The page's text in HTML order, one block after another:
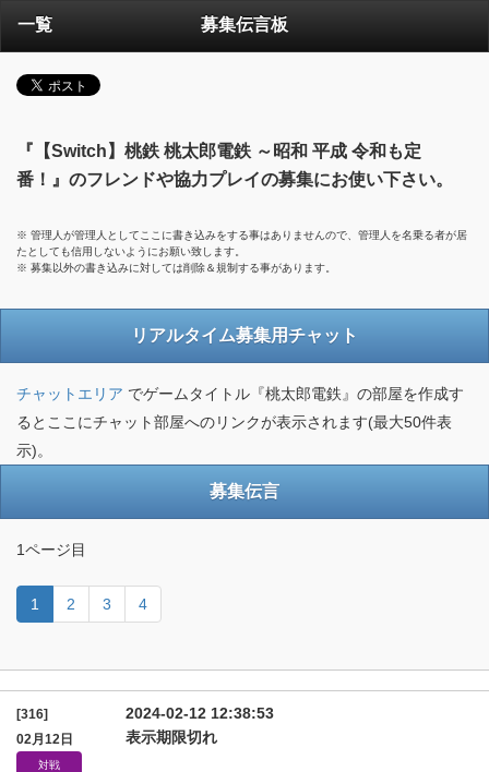
一覧 募集伝言板
『【Switch】桃鉄 桃太郎電鉄 ～昭和 平成 令和も定
番！』のフレンドや協力プレイの募集にお使い下さい。
※ 管理人が管理人としてここに書き込みをする事はありませんので、管理人を名乗る者が居
たとしても信用しないようにお願い致します。
※ 募集以外の書き込みに対しては削除＆規制する事があります。
リアルタイム募集用チャット
チャットエリア でゲームタイトル『桃太郎電鉄』の部屋を作成す
るとここにチャット部屋へのリンクが表示されます(最大50件表
示)。
募集伝言
1ページ目
1 2 3 4
[316]
02月12日
対戦
2024-02-12 12:38:53
表示期限切れ